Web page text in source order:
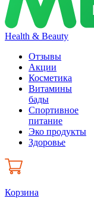
Health & Beauty
Отзывы
Акции
Косметика
Витамины
бады
Спортивное
питание
Эко продукты
Здоровье
Корзина